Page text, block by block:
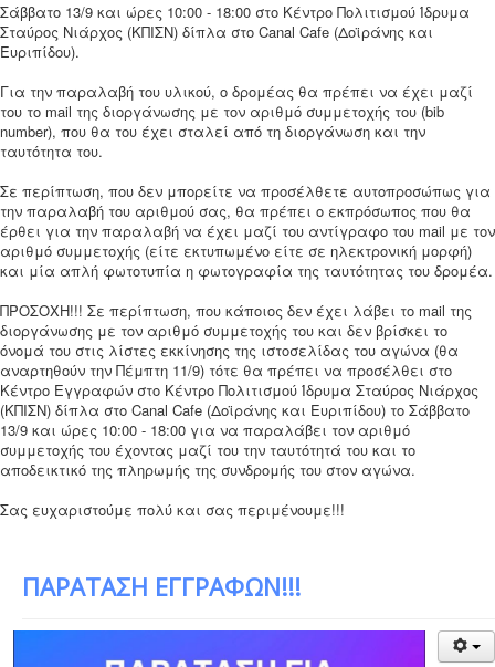
Σάββατο 13/9 και ώρες 10:00 - 18:00 στο Κέντρο Πολιτισμού Ίδρυμα
Σταύρος Νιάρχος (ΚΠΙΣΝ) δίπλα στο Canal Cafe (Δοϊράνης και
Ευριπίδου).
Για την παραλαβή του υλικού, ο δρομέας θα πρέπει να έχει μαζί
του το mail της διοργάνωσης με τον αριθμό συμμετοχής του (bib
number), που θα του έχει σταλεί από τη διοργάνωση και την
ταυτότητα του.
Σε περίπτωση, που δεν μπορείτε να προσέλθετε αυτοπροσώπως για
την παραλαβή του αριθμού σας, θα πρέπει ο εκπρόσωπος που θα
έρθει για την παραλαβή να έχει μαζί του αντίγραφο του mail με τον
αριθμό συμμετοχής (είτε εκτυπωμένο είτε σε ηλεκτρονική μορφή)
και μία απλή φωτοτυπία η φωτογραφία της ταυτότητας του δρομέα.
ΠΡΟΣΟΧΗ!!! Σε περίπτωση, που κάποιος δεν έχει λάβει το mail της
διοργάνωσης με τον αριθμό συμμετοχής του και δεν βρίσκει το
όνομά του στις λίστες εκκίνησης της ιστοσελίδας του αγώνα (θα
αναρτηθούν την Πέμπτη 11/9) τότε θα πρέπει να προσέλθει στο
Κέντρο Εγγραφών στο Κέντρο Πολιτισμού Ίδρυμα Σταύρος Νιάρχος
(ΚΠΙΣΝ) δίπλα στο Canal Cafe (Δοϊράνης και Ευριπίδου) το Σάββατο
13/9 και ώρες 10:00 - 18:00 για να παραλάβει τον αριθμό
συμμετοχής του έχοντας μαζί του την ταυτότητά του και το
αποδεικτικό της πληρωμής της συνδρομής του στον αγώνα.
Σας ευχαριστούμε πολύ και σας περιμένουμε!!!
ΠΑΡΑΤΑΣΗ ΕΓΓΡΑΦΩΝ!!!